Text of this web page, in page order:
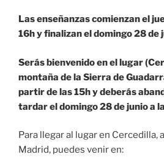
Las enseñanzas comienzan el
16h y finalizan el domingo 28 de
Serás bienvenido en el lugar
montaña de la Sierra de
partir de las 15h y deberás
tardar el domingo 28 de junio a
Para llegar al lugar en Cercedilla,
Madrid, puedes venir en: